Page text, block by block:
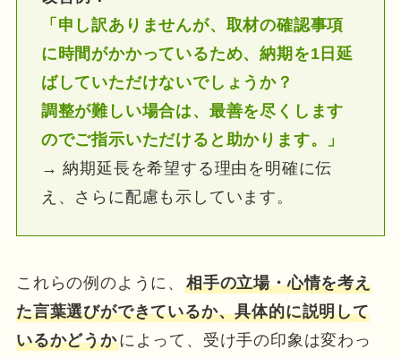
「申し訳ありませんが、取材の確認事項
に時間がかかっているため、納期を1日延
ばしていただけないでしょうか？
調整が難しい場合は、最善を尽くします
のでご指示いただけると助かります。」
→ 納期延長を希望する理由を明確に伝
え、さらに配慮も示しています。
これらの例のように、 相手の立場・心情を考え
た言葉選びができているか、具体的に説明して
いるかどうかによって、受け手の印象は変わっ